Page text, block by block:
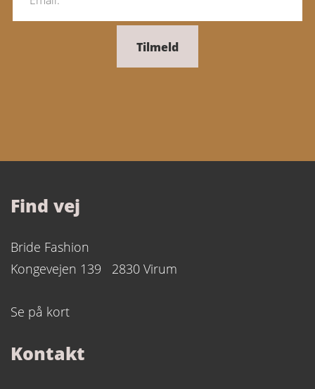
Ring til os:
(+45) 45 85 51 51
Tilmeld
Find vej
Bride Fashion
Kongevejen 139 2830 Virum
Se på kort
Kontakt